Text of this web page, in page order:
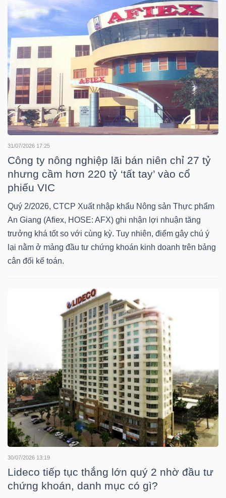
31/07/2026 17:25
Công ty nông nghiệp lãi bán niên chỉ 27 tỷ
nhưng cầm hơn 220 tỷ ‘tất tay’ vào cổ
phiếu VIC
Quý 2/2026, CTCP Xuất nhập khẩu Nông sản Thực phẩm
An Giang (Afiex, HOSE: AFX) ghi nhận lợi nhuận tăng
trưởng khá tốt so với cùng kỳ. Tuy nhiên, điểm gây chú ý
lại nằm ở mảng đầu tư chứng khoán kinh doanh trên bảng
cân đối kế toán.
30/07/2026 13:19
Lideco tiếp tục thắng lớn quý 2 nhờ đầu tư
chứng khoán, danh mục có gì?
TRUY
DỮ
LIỆU
Ngành
(-)
VS-
SECTOR
NĂNG
LƯỢNG
CÔNG
NGHIỆP
TIÊU
DÙNG
KHÔNG
THIẾT